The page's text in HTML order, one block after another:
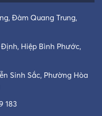
Đàm Quang Trung,
Định, Hiệp Bình Phước,
Sinh Sắc, Phường Hòa
183